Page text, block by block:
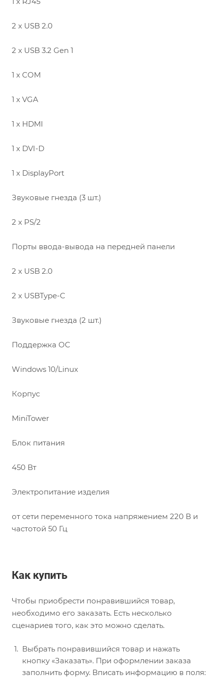
2 x USB 2.0
2 x USB 3.2 Gen 1
1 x COM
1 x VGA
1 x HDMI
1 x DVI-D
1 x DisplayPort
Звуковые гнезда (3 шт.)
2 x PS/2
Порты ввода-вывода на передней панели
2 x USB 2.0
2 x USBType-C
Звуковые гнезда (2 шт.)
Поддержка ОС
Windows 10/Linux
Корпус
MiniTower
Блок питания
450 Вт
Электропитание изделия
от сети переменного тока напряжением 220 В и
частотой 50 Гц
Как купить
Чтобы приобрести понравившийся товар,
необходимо его заказать. Есть несколько
сценариев того, как это можно сделать.
Выбрать понравившийся товар и нажать
кнопку «Заказать». При оформлении заказа
заполнить форму. Вписать информацию в поля: